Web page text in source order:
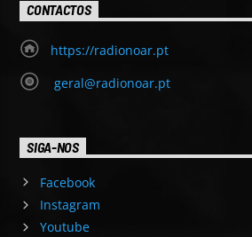
CONTACTOS
https://radionoar.pt
geral@radionoar.pt
SIGA-NOS
Facebook
Instagram
Youtube